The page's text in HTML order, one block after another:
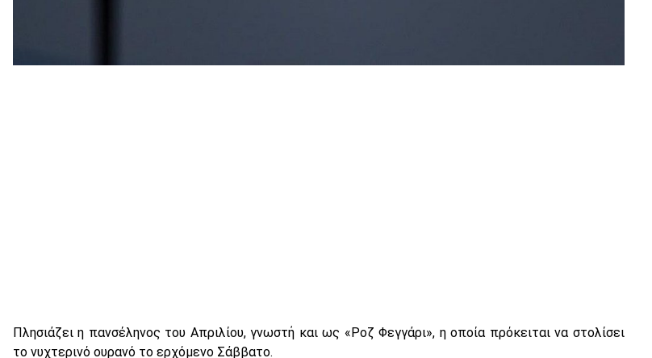
Πλησιάζει η πανσέληνος του Απριλίου, γνωστή και ως «Ροζ Φεγγάρι», η οποία πρόκειται να στολίσει
το νυχτερινό ουρανό το ερχόμενο Σάββατο.